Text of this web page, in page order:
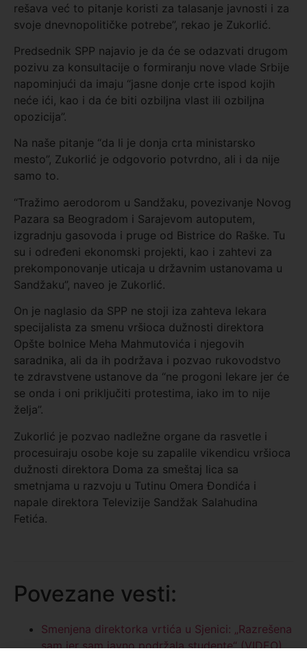
rešava već to pitanje koristi za talasanje javnosti i za
svoje dnevnopolitičke potrebe”, rekao je Zukorlić.
Predsednik SPP najavio je da će se odazvati drugom
pozivu za konsultacije o formiranju nove vlade Srbije
napominjući da imaju “jasne donje crte ispod kojih
neće ići, kao i da će biti ozbiljna vlast ili ozbiljna
opozicija”.
Na naše pitanje “da li je donja crta ministarsko
mesto”, Zukorlić je odgovorio potvrdno, ali i da nije
samo to.
“Tražimo aerodorom u Sandžaku, povezivanje Novog
Pazara sa Beogradom i Sarajevom autoputem,
izgradnju gasovoda i pruge od Bistrice do Raške. Tu
su i određeni ekonomski projekti, kao i zahtevi za
prekomponovanje uticaja u državnim ustanovama u
Sandžaku”, naveo je Zukorlić.
On je naglasio da SPP ne stoji iza zahteva lekara
specijalista za smenu vršioca dužnosti direktora
Opšte bolnice Meha Mahmutovića i njegovih
saradnika, ali da ih podržava i pozvao rukovodstvo
te zdravstvene ustanove da “ne progoni lekare jer će
se onda i oni priključiti protestima, iako im to nije
želja”.
Zukorlić je pozvao nadležne organe da rasvetle i
procesuiraju osobe koje su zapalile vikendicu vršioca
dužnosti direktora Doma za smeštaj lica sa
smetnjama u razvoju u Tutinu Omera Đondića i
napale direktora Televizije Sandžak Salahudina
Fetića.
Povezane vesti:
Smenjena direktorka vrtića u Sjenici: „Razrešena
sam jer sam javno podržala studente“ (VIDEO)